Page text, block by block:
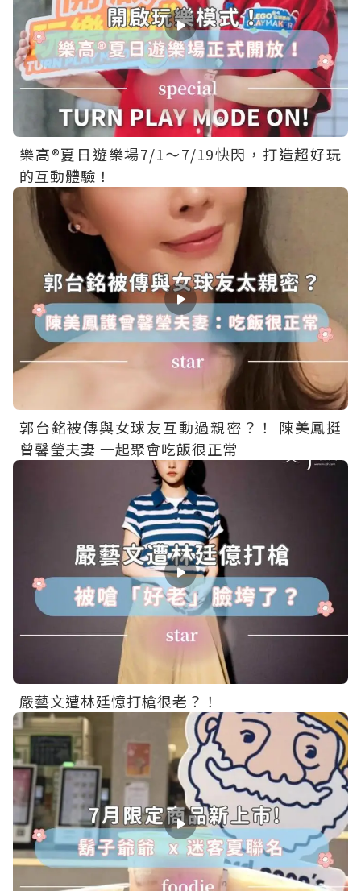
樂高®夏日遊樂場7/1～7/19快閃，打造超好玩
的互動體驗！
郭台銘被傳與女球友互動過親密？！ 陳美鳳挺
曾馨瑩夫妻 一起聚會吃飯很正常
嚴藝文遭林廷憶打槍很老？！